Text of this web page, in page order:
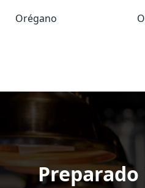
Orégano